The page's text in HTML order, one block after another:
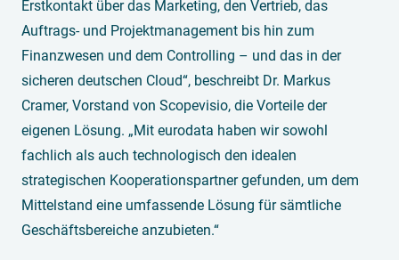
Erstkontakt über das Marketing, den Vertrieb, das
Auftrags- und Projektmanagement bis hin zum
Finanzwesen und dem Controlling – und das in der
sicheren deutschen Cloud“, beschreibt Dr. Markus
Cramer, Vorstand von Scopevisio, die Vorteile der
eigenen Lösung. „Mit eurodata haben wir sowohl
fachlich als auch technologisch den idealen
strategischen Kooperationspartner gefunden, um dem
Mittelstand eine umfassende Lösung für sämtliche
Geschäftsbereiche anzubieten.“